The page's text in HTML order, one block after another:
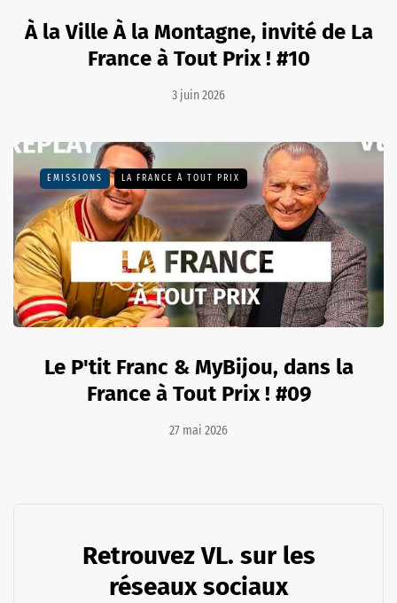
À la Ville À la Montagne, invité de La
France à Tout Prix ! #10
3 juin 2026
EMISSIONS LA FRANCE À TOUT PRIX
Le P'tit Franc & MyBijou, dans la
France à Tout Prix ! #09
27 mai 2026
Retrouvez VL. sur les
réseaux sociaux